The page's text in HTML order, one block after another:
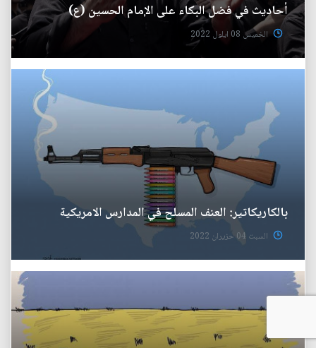
أحاديث في فضل البكاء على الإمام الحسين (ع)
الخميس 08 ايلول 2022
بالكاريكاتير: العنف المسلح في المدارس الامريكية
السبت 04 حزيران 2022